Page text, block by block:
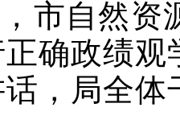
市自然资
确政绩
，局全